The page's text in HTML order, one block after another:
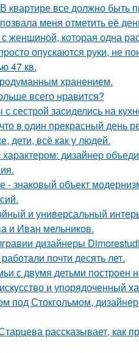
квартире все должно быть
меня отметить её
женщиной, которая одна
опускаются руки, не
47 кв.
хранением.
всего нравится?
сестрой засиделись на
в один прекрасный день
дети, всё как у людей.
характером: дизайнер
- знаковый объект
и универсальный
и Иван мельников.
дизайнеры
почти десять лет.
с двумя детьми построен
и упорядоченный
под Стокгольмом,
рассказывает, как